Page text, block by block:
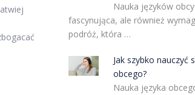
Nauka języków
fascynująca, ale również
podróż, która …
Jak szybko nauczyć
obcego?
Nauka języka